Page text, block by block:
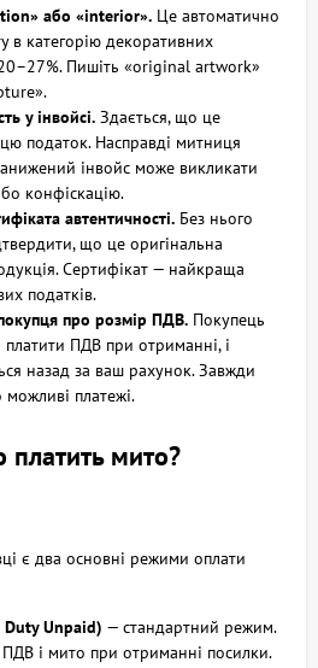
або «interior». Це автоматично
в категорію декоративних
Пишіть «original artwork»
у інвойсі. Здається, що це
податок. Насправді митниця
інвойс може викликати
конфіскацію.
автентичності. Без нього
що це оригінальна
Сертифікат — найкраща
податків.
про розмір ПДВ. Покупець
ПДВ при отриманні, і
назад за ваш рахунок. Завжди
платежі.
платить мито?
є два основні режими оплати
Duty Unpaid) — стандартний режим.
і мито при отриманні посилки.